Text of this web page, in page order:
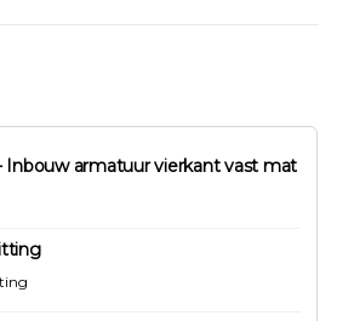
Inbouw armatuur vierkant vast mat